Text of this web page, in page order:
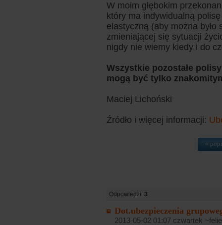
W moim głębokim
który ma indywidualną
elastyczną (aby można
zmieniającej się sytuacji
nigdy nie wiemy kiedy i do
Wszystkie pozostałe
mogą być tylko
Maciej Lichoński
Źródło i więcej informacji:
«
Odpowiedzi: 3
Dot.ubezpieczenia
2013-05-02 01:07 czwartek